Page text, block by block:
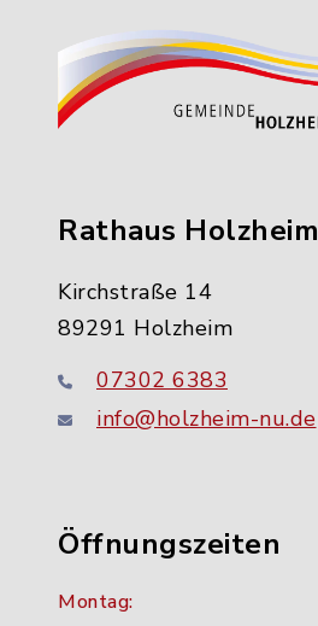
Rathaus Holzheim
Kirchstraße 14
89291 Holzheim
07302 6383
info@holzheim-nu.de
Öffnungszeiten
Montag: